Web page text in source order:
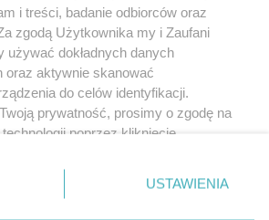
O nas
i treści, badanie odbiorców oraz
zgodą Użytkownika my i Zaufani
używać dokładnych danych
oraz aktywnie skanować
do celów identyfikacji.
prywatność, prosimy o zgodę na
poprzez kliknięcie
przycisk ustawień prywatności
dolnym rogu strony
danych nie wymagają zgody
USTAWIENIA